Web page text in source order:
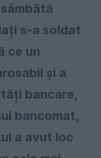
s-a soldat
ce un
și a
bancare,
bancomat,
a avut loc